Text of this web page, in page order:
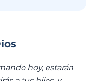
hoy, estarán